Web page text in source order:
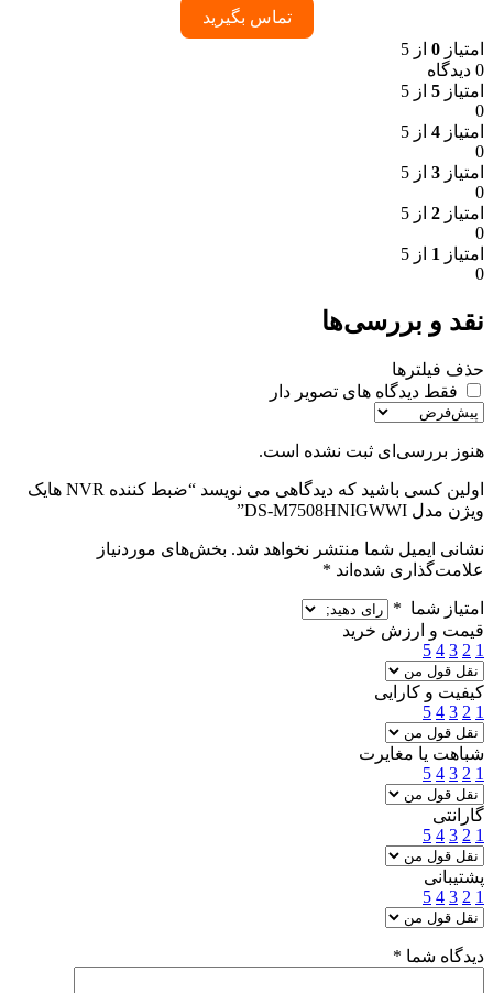
تماس بگیرید
امتیاز 0 از 5
0 دیدگاه
امتیاز 5 از 5
0
امتیاز 4 از 5
0
امتیاز 3 از 5
0
امتیاز 2 از 5
0
امتیاز 1 از 5
0
نقد و بررسی‌ها
حذف فیلترها
فقط دیدگاه های تصویر دار
هنوز بررسی‌ای ثبت نشده است.
اولین کسی باشید که دیدگاهی می نویسد “ضبط کننده NVR هایک
ویژن مدل DS-M7508HNIGWWI”
نشانی ایمیل شما منتشر نخواهد شد. بخش‌های موردنیاز
علامت‌گذاری شده‌اند *
امتیاز شما *
قیمت و ارزش خرید
1
2
3
4
5
کیفیت و کارایی
1
2
3
4
5
شباهت یا مغایرت
1
2
3
4
5
گارانتی
1
2
3
4
5
پشتیبانی
1
2
3
4
5
دیدگاه شما *